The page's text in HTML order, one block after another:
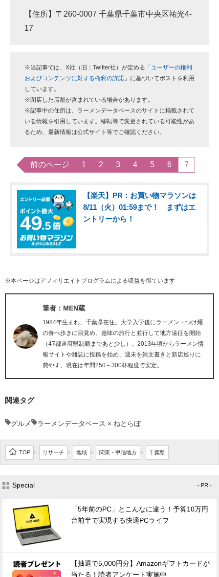
ちょっと気になるネットの話題
【住所】〒260-0007 千葉県千葉市中央区祐光4-
17
※当記事では、X社（旧：Twitter社）が定める「 ユーザーの権利
およびコンテンツに対する権利の許諾 」に基づいてポストを利用
しています。
※閉店した店舗が含まれている場合があります。
※記事中の住所は、ラーメンデータベースのサイトに掲載されて
いる情報を引用しています。移転等で変更されている可能性があ
るため、最新情報は公式サイト等でご確認ください。
前のページ 1 2 3 4 5 6 7
【楽天】PR：お買い物マラソンは
8/11（火）01:59まで！ まずはエ
ントリーから！
※本ページはアフィリエイトプログラムによる収益を得ています
筆者：MEN蔵
1984年生まれ、千葉県在住。大学入学後にラーメン・つけ麺
の食べ歩きに目覚め、趣味の旅行と並行して地方遠征を開始
（47都道府県制覇まであと少し）。2013年頃からラーメン情
報サイトや雑誌に投稿を始め、週末を雑文書きと新店巡りに
費やす。現在は年間250～300杯程度で安定。
関連タグ
グルメ ラーメンデータベース × ねとらぼ
TOP > リサーチ > 地域 > 関東・甲信地方 > 千葉県
Special - PR -
「5年前のPC」とこんなに違う！予算10万円
台前半で実現する快適PCライフ
【抽選で5,000円分】Amazonギフトカードが
当たる！読者アンケート実施中